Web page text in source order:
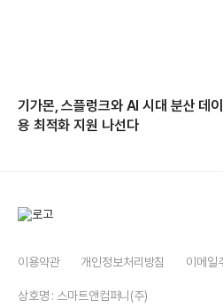
기가몬, 스플렁크와 AI 시대 분산 데
용 최적화 지원 나선다
이용약관 개인정보처리방침 이메일
상호명 : 스마트앤컴퍼니(주)